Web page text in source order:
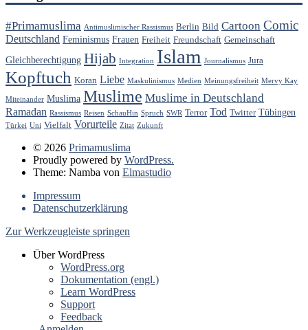
#Primamuslima Antimuslimischer Rassismus Berlin Bild Cartoon Comic
Deutschland Feminismus Frauen Freiheit Freundschaft Gemeinschaft
Gleichberechtigung Hijab Integration Islam Journalismus Jura
Kopftuch Koran Liebe Maskulinismus Medien Meinungsfreiheit Mervy Kay
Miteinander Muslima Muslime Muslime in Deutschland
Ramadan Rassismus Reisen SchauHin Spruch SWR Terror Tod Twitter Tübingen
Türkei Uni Vielfalt Vorurteile Zitat Zukunft
© 2026 Primamuslima
Proudly powered by WordPress.
Theme: Namba von Elmastudio
Impressum
Datenschutzerklärung
Zur Werkzeugleiste springen
Über WordPress
WordPress.org
Dokumentation (engl.)
Learn WordPress
Support
Feedback